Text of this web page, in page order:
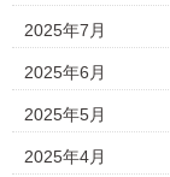
2025年7月
2025年6月
2025年5月
2025年4月